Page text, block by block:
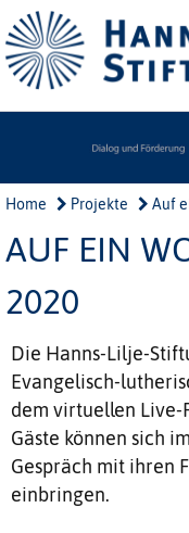
Home Projekte Auf
AUF EIN
2020
Die Hanns-Lilje-
Evangelisch-
dem virtuellen Live-
Gäste können sich
Gespräch mit ihren
einbringen.